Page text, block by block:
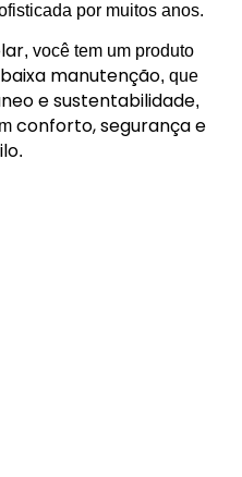
por muitos anos.
, você tem um produto
manutenção, que
e sustentabilidade,
conforto, segurança e
.